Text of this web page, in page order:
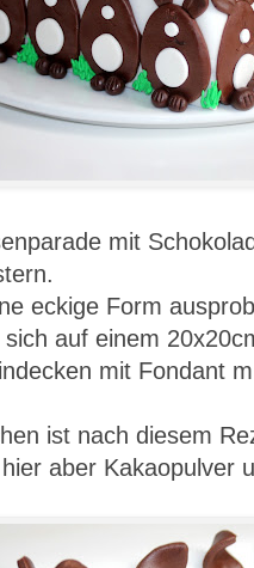
mit
eckige Form
auf einem
mit Fondant
ist nach diesem
aber Kakaopulver